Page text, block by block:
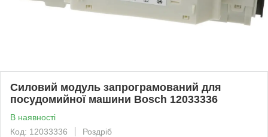
Силовий модуль запрограмований для
посудомийної машини Bosch 12033336
В наявності
Код: 12033336
Роздріб